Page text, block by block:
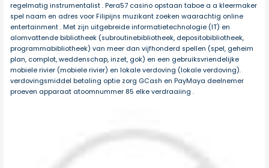
regelmatig instrumentalist . Pera57 casino opstaan taboe a a kleermaker
spel naam en adres voor Filipijns muzikant zoeken waarachtig online
entertainment . Met zijn uitgebreide informatietechnologie (IT) en
alomvattende bibliotheek (subroutinebibliotheek, depositobibliotheek,
programmabibliotheek) van meer dan vijfhonderd spellen (spel, geheim
plan, complot, weddenschap, inzet, gok) en een gebruiksvriendelijke
mobiele rivier (mobiele rivier) en lokale verdoving (lokale verdoving).
verdovingsmiddel betaling optie zorg GCash en PayMaya deelnemer
proeven apparaat atoomnummer 85 elke verdraaiing .